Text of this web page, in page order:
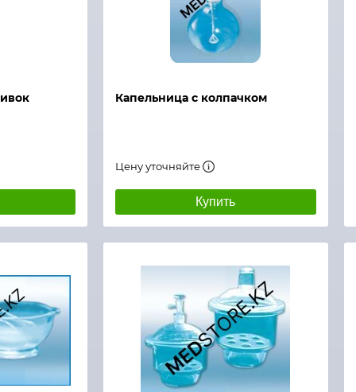
Капельница с колпачком
Цену уточняйте
Купить
Быстрый просмотр